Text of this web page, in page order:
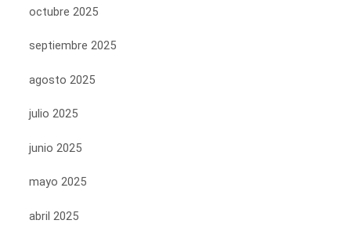
octubre 2025
septiembre 2025
agosto 2025
julio 2025
junio 2025
mayo 2025
abril 2025